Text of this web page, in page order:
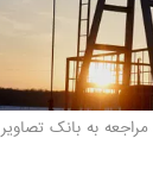
مراجعه به بانک تصاویر